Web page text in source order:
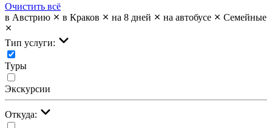
Очистить всё
в Австрию
в Краков на 8 дней на автобусе Семейные
Тип услуги:
Туры
Экскурсии
Откуда: